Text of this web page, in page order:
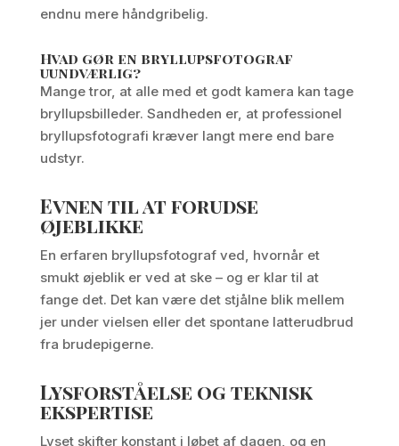
endnu mere håndgribelig.
Hvad gør en bryllupsfotograf
uundværlig?
Mange tror, at alle med et godt kamera kan tage
bryllupsbilleder. Sandheden er, at professionel
bryllupsfotografi kræver langt mere end bare
udstyr.
Evnen til at forudse
øjeblikke
En erfaren bryllupsfotograf ved, hvornår et
smukt øjeblik er ved at ske – og er klar til at
fange det. Det kan være det stjålne blik mellem
jer under vielsen eller det spontane latterudbrud
fra brudepigerne.
Lysforståelse og teknisk
ekspertise
Lyset skifter konstant i løbet af dagen, og en